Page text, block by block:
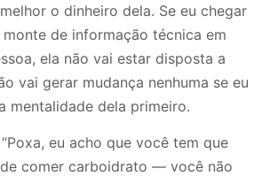
o dinheiro dela. Se eu chegar
monte de informação técnica em
ela não vai estar disposta a
vai gerar mudança nenhuma se eu
mentalidade dela primeiro.
“Poxa, eu acho que você tem que
comer carboidrato — você não